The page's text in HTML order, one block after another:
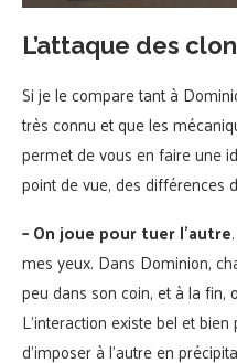
L’attaque des
Si je le compare tant à
très connu et que les
permet de vous en faire une
point de vue, des différences
– On joue pour tuer l’autre
mes yeux. Dans Dominion,
peu dans son coin, et à la fin,
L’interaction existe bel et
d’imposer à l’autre en